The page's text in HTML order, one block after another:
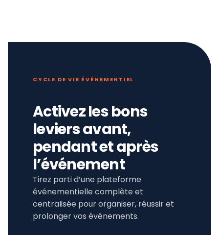
CYCLE DE VIE ÉVÉNEMENTIEL
Activez les bons
leviers avant,
pendant et après
l’événement
Tirez parti d’une plateforme
événementielle complète et
centralisée pour organiser, réussir et
prolonger vos événements.